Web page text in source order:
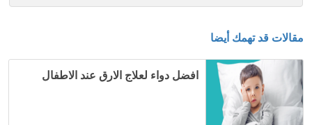
مقالات قد تهمك أيضا
افضل دواء لعلاج الارق عند الاطفال